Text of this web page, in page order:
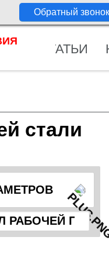
СТАТЬИ
стали